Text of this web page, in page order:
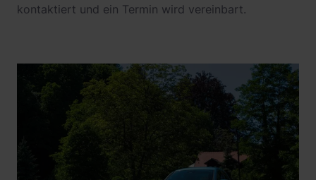
kontaktiert und ein Termin wird vereinbart.